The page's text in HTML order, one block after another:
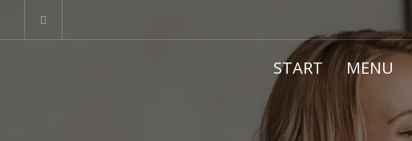
START MENU